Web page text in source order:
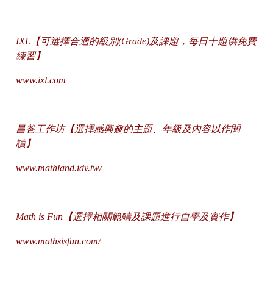
IXL【可選擇合適的級別(Grade)及課題，每日十題供免費
練習】
www.ixl.com
昌爸工作坊【選擇感興趣的主題、年級及內容以作閱
讀】
www.mathland.idv.tw/
Math is Fun【選擇相關範疇及課題進行自學及實作】
www.mathsisfun.com/